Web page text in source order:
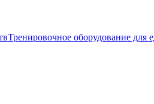
Тренировочное оборудование для